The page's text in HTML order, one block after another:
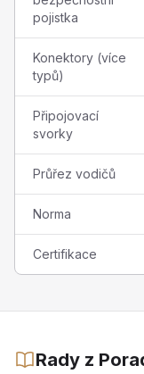
pojistka
Konektory (více
typů)
Připojovací
svorky
Průřez vodičů
Norma
Certifikace
Rady z